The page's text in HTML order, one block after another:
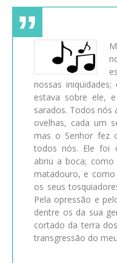
nossas
estava sobre ele,
sarados. Todos nós
ovelhas, cada um
mas o Senhor fez
todos nós. Ele foi
abriu a boca;
matadouro, e
os seus
Pela opressão e
dentre os da sua
cortado da terra
transgressão do